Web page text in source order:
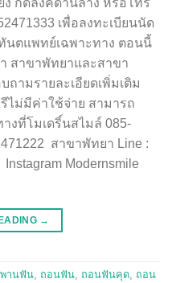
เพื่อลงทะเบียนนัด
นตแพทย์เฉพาะทาง ตอนนี้
สาขาพัทยาและสาขา
ามรายละเอียดเพิ่มเติม
ม่มีค่าใช้จ่าย สามารถ
งที่โมเดริ์นสไมล์ 085-
สาขาพัทยา Line :
Modernsmile
→
านฟัน ถอนฟัน ถอนฟันคุด ถอน